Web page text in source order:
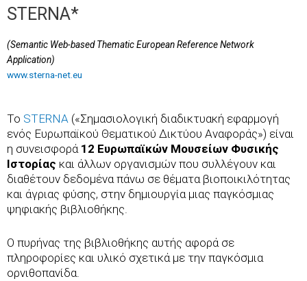
STERNA*
(Semantic Web-based Thematic European Reference Network
Application)
www.sterna-net.eu
To STERNA («Σημασιολογική διαδικτυακή εφαρμογή
ενός Ευρωπαϊκού Θεματικού Δικτύου Αναφοράς») είναι
η συνεισφορά 12 Ευρωπαϊκών Μουσείων Φυσικής
Ιστορίας και άλλων οργανισμών που συλλέγουν και
διαθέτουν δεδομένα πάνω σε θέματα βιοποικιλότητας
και άγριας φύσης, στην δημιουργία μιας παγκόσμιας
ψηφιακής βιβλιοθήκης.
Ο πυρήνας της βιβλιοθήκης αυτής αφορά σε
πληροφορίες και υλικό σχετικά με την παγκόσμια
ορνιθοπανίδα.